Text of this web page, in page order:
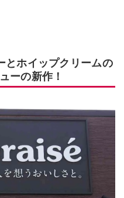
とホイップクリームの
ーの新作！